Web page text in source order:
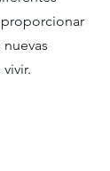
proporcionar